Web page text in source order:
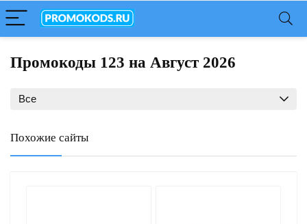
Промокоды 123 на Август 2026
Все
Похожие сайты